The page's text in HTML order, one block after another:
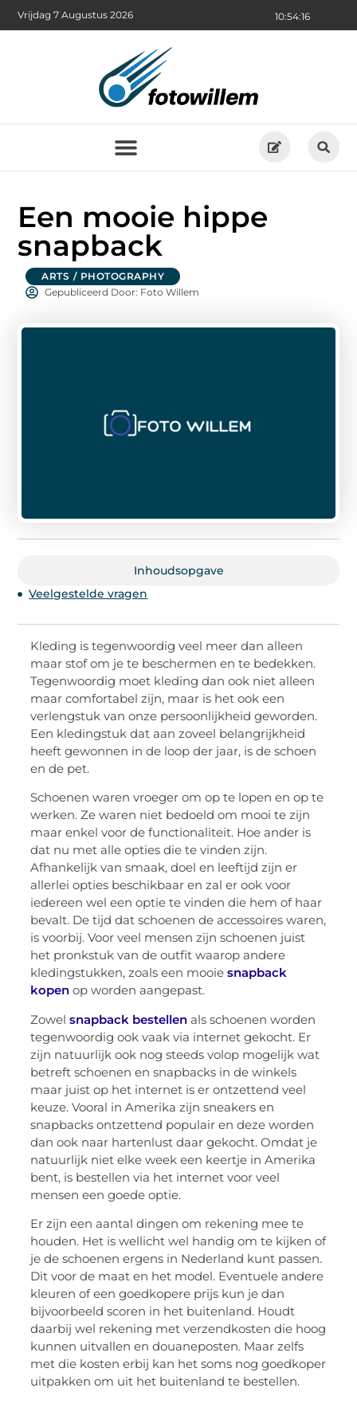
10:54:16
Vrijdag 7 Augustus 2026
Een mooie hippe
snapback
ARTS / PHOTOGRAPHY
Gepubliceerd Door: Foto Willem
Inhoudsopgave
Veelgestelde vragen
Kleding is tegenwoordig veel meer dan alleen
maar stof om je te beschermen en te bedekken.
Tegenwoordig moet kleding dan ook niet alleen
maar comfortabel zijn, maar is het ook een
verlengstuk van onze persoonlijkheid geworden.
Een kledingstuk dat aan zoveel belangrijkheid
heeft gewonnen in de loop der jaar, is de schoen
en de pet.
Schoenen waren vroeger om op te lopen en op te
werken. Ze waren niet bedoeld om mooi te zijn
maar enkel voor de functionaliteit. Hoe ander is
dat nu met alle opties die te vinden zijn.
Afhankelijk van smaak, doel en leeftijd zijn er
allerlei opties beschikbaar en zal er ook voor
iedereen wel een optie te vinden die hem of haar
bevalt. De tijd dat schoenen de accessoires waren,
is voorbij. Voor veel mensen zijn schoenen juist
het pronkstuk van de outfit waarop andere
kledingstukken, zoals een mooiesnapback
kopen op worden aangepast.
Zowelsnapback bestellen als schoenen worden
tegenwoordig ook vaak via internet gekocht. Er
zijn natuurlijk ook nog steeds volop mogelijk wat
betreft schoenen en snapbacks in de winkels
maar juist op het internet is er ontzettend veel
keuze. Vooral in Amerika zijn sneakers en
snapbacks ontzettend populair en deze worden
dan ook naar hartenlust daar gekocht. Omdat je
natuurlijk niet elke week een keertje in Amerika
bent, is bestellen via het internet voor veel
mensen een goede optie.
Er zijn een aantal dingen om rekening mee te
houden. Het is wellicht wel handig om te kijken of
je de schoenen ergens in Nederland kunt passen.
Dit voor de maat en het model. Eventuele andere
kleuren of een goedkopere prijs kun je dan
bijvoorbeeld scoren in het buitenland. Houdt
daarbij wel rekening met verzendkosten die hoog
kunnen uitvallen en douaneposten. Maar zelfs
met die kosten erbij kan het soms nog goedkoper
uitpakken om uit het buitenland te bestellen.